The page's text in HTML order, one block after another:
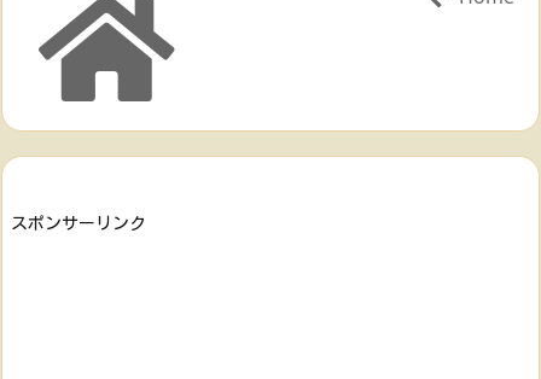
スポンサーリンク